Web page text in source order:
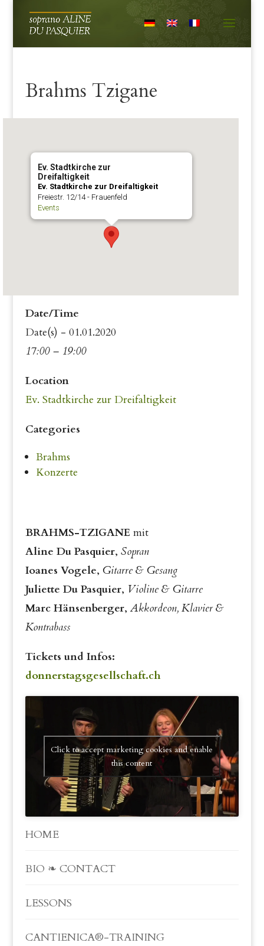
Brahms Tzigane
Ev. Stadtkirche zur
Dreifaltigkeit
Ev. Stadtkirche zur Dreifaltigkeit
Freiestr. 12/14 - Frauenfeld
Events
Date/Time
Date(s) - 01.01.2020
17:00 – 19:00
Location
Ev. Stadtkirche zur Dreifaltigkeit
Categories
Brahms
Konzerte
BRAHMS-TZIGANE mit
Aline Du Pasquier, Sopran
Ioanes Vogele, Gitarre & Gesang
Juliette Du Pasquier, Violine & Gitarre
Marc Hänsenberger, Akkordeon, Klavier &
Kontrabass
Tickets und Infos:
donnerstagsgesellschaft.ch
Click to accept marketing cookies and enable
this content
HOME
BIO ❧ CONTACT
LESSONS
CANTIENICA®-TRAINING